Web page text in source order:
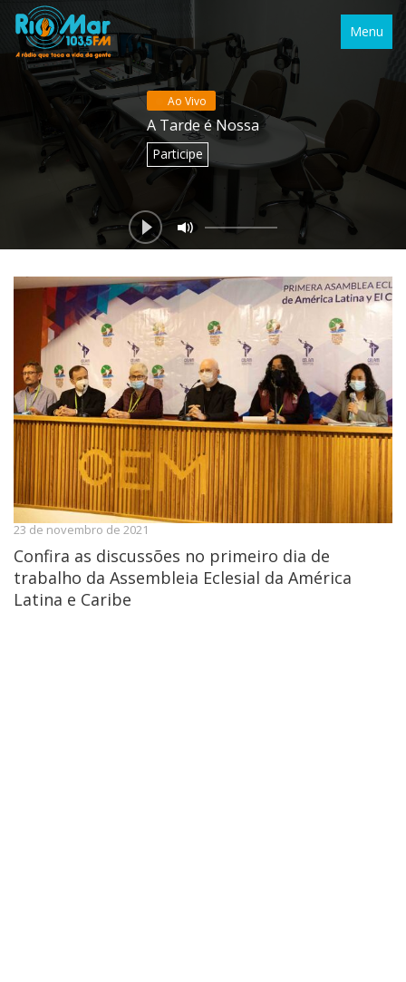
Menu
Ao Vivo
A Tarde é Nossa
Participe
23 de novembro de 2021
Confira as discussões no primeiro dia de
trabalho da Assembleia Eclesial da América
Latina e Caribe